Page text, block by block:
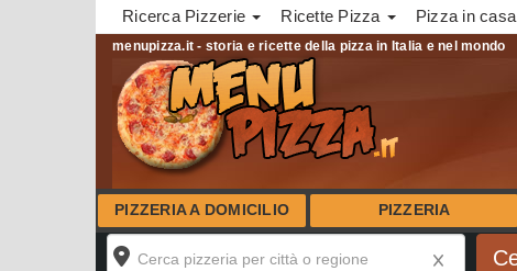
Ricerca Pizzerie Ricette Pizza Pizza in casa
menupizza.it - storia e ricette della pizza in Italia e nel mondo
PIZZERIA A DOMICILIO PIZZERIA